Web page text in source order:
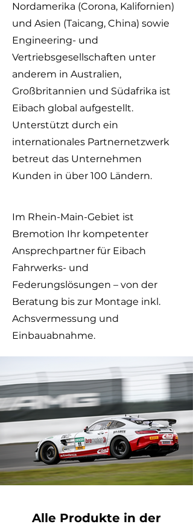
Nordamerika (Corona, Kalifornien)
und Asien (Taicang, China) sowie
Engineering- und
Vertriebsgesellschaften unter
anderem in Australien,
Großbritannien und Südafrika ist
Eibach global aufgestellt.
Unterstützt durch ein
internationales Partnernetzwerk
betreut das Unternehmen
Kunden in über 100 Ländern.
Im Rhein-Main-Gebiet ist
Bremotion Ihr kompetenter
Ansprechpartner für Eibach
Fahrwerks- und
Federungslösungen – von der
Beratung bis zur Montage inkl.
Achsvermessung und
Einbauabnahme.
Alle Produkte in der